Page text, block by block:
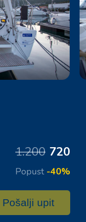
1.200 720
Popust -40%
Pošalji upit